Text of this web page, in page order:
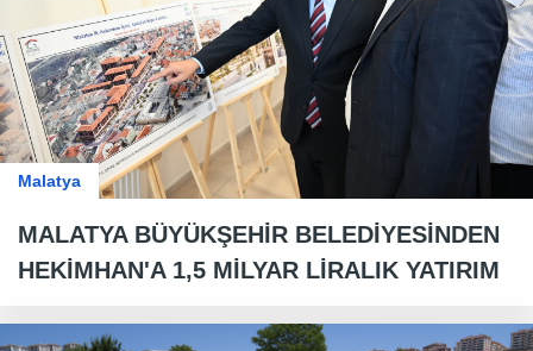
Malatya
MALATYA BÜYÜKŞEHİR BELEDİYESİNDEN
HEKİMHAN'A 1,5 MİLYAR LİRALIK YATIRIM